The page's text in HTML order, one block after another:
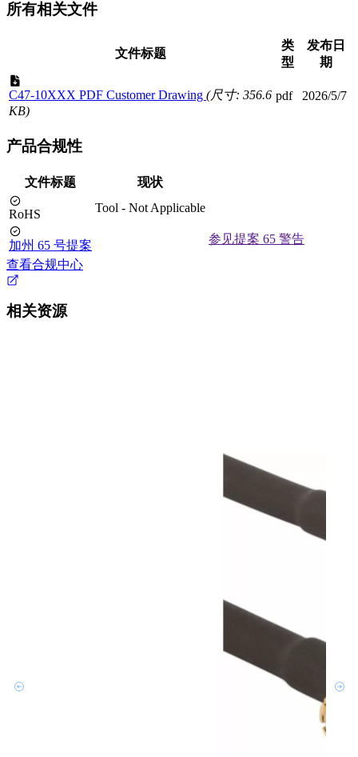
所有相关文件
文件标题
类
型
发布日
期
C47-10XXX PDF Customer Drawing (尺寸: 356.6
KB)
pdf 2026/5/7
产品合规性
文件标题 现状
RoHS Tool - Not Applicable
加州 65 号提案
参见提案 65 警告
查看合规中心
相关资源
为